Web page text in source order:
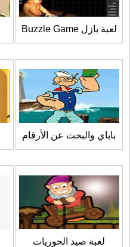
لعبة بازل Buzzle Game
باباي والبحث عن الأرقام
لعبة صيد الحوريات